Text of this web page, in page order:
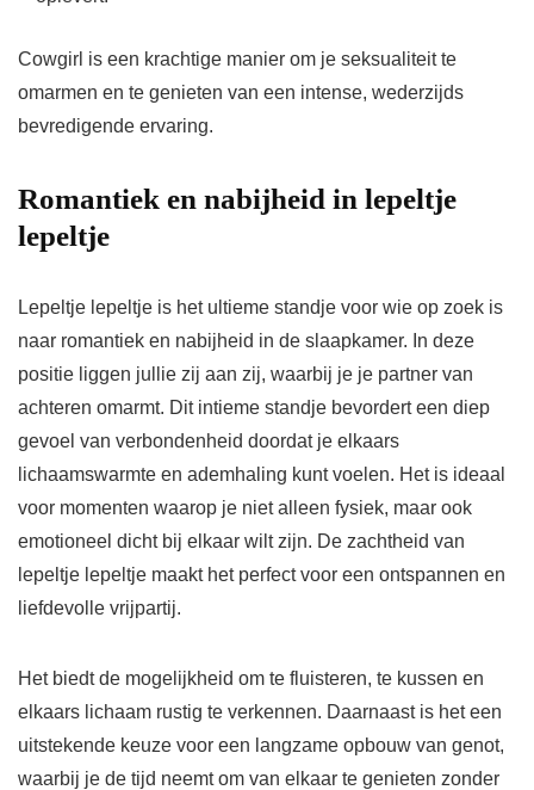
Cowgirl is een krachtige manier om je seksualiteit te
omarmen en te genieten van een intense, wederzijds
bevredigende ervaring.
Romantiek en nabijheid in lepeltje
lepeltje
Lepeltje lepeltje is het ultieme standje voor wie op zoek is
naar romantiek en nabijheid in de slaapkamer. In deze
positie liggen jullie zij aan zij, waarbij je je partner van
achteren omarmt. Dit intieme standje bevordert een diep
gevoel van verbondenheid doordat je elkaars
lichaamswarmte en ademhaling kunt voelen. Het is ideaal
voor momenten waarop je niet alleen fysiek, maar ook
emotioneel dicht bij elkaar wilt zijn. De zachtheid van
lepeltje lepeltje maakt het perfect voor een ontspannen en
liefdevolle vrijpartij.
Het biedt de mogelijkheid om te fluisteren, te kussen en
elkaars lichaam rustig te verkennen. Daarnaast is het een
uitstekende keuze voor een langzame opbouw van genot,
waarbij je de tijd neemt om van elkaar te genieten zonder